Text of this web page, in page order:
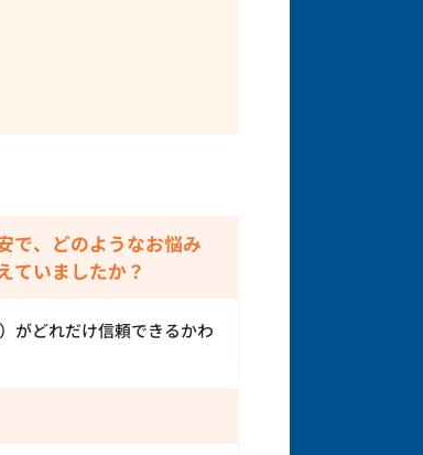
で、どのようなお悩み
ていましたか？
がどれだけ信頼できるかわ